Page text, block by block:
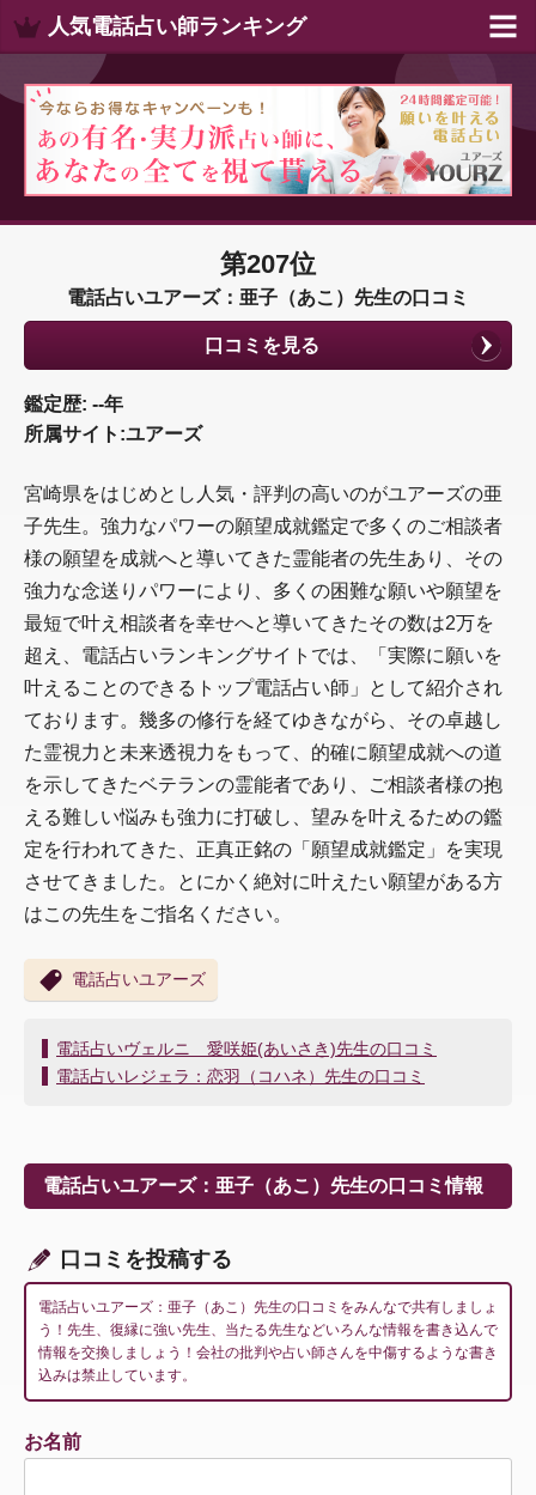
人気電話占い師ランキング
第207位
電話占いユアーズ：亜子（あこ）先生の口コミ
口コミを見る
鑑定歴: --年
所属サイト:ユアーズ
宮崎県をはじめとし人気・評判の高いのがユアーズの亜
子先生。強力なパワーの願望成就鑑定で多くのご相談者
様の願望を成就へと導いてきた霊能者の先生あり、その
強力な念送りパワーにより、多くの困難な願いや願望を
最短で叶え相談者を幸せへと導いてきたその数は2万を
超え、電話占いランキングサイトでは、「実際に願いを
叶えることのできるトップ電話占い師」として紹介され
ております。幾多の修行を経てゆきながら、その卓越し
た霊視力と未来透視力をもって、的確に願望成就への道
を示してきたベテランの霊能者であり、ご相談者様の抱
える難しい悩みも強力に打破し、望みを叶えるための鑑
定を行われてきた、正真正銘の「願望成就鑑定」を実現
させてきました。とにかく絶対に叶えたい願望がある方
はこの先生をご指名ください。
電話占いユアーズ
投
稿
ー
シ
ン
電話占いヴェルニ 愛咲姫(あいさき)先生の口コミ
電話占いレジェラ：恋羽（コハネ）先生の口コミ
電話占いユアーズ：亜子（あこ）先生の口コミ情報
口コミを投稿する
電話占いユアーズ：亜子（あこ）先生の口コミをみんなで共有しましょ
う！先生、復縁に強い先生、当たる先生などいろんな情報を書き込んで
情報を交換しましょう！会社の批判や占い師さんを中傷するような書き
込みは禁止しています。
お名前